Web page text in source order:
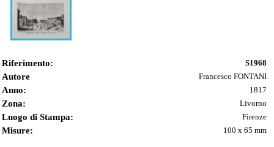
Riferimento: S1968
Autore Francesco FONTANI
Anno: 1817
Zona: Livorno
Luogo di Stampa: Firenze
Misure: 100 x 65 mm